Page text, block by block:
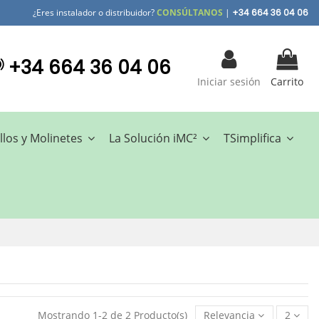
¿Eres instalador o distribuidor?CONSÚLTANOS | +34 664 36 04 06
+34 664 36 04 06
Iniciar sesión Carrito
y Molinetes La Solución iMC² TSimplifica
Mostrando 1-2 de 2 Producto(s) Relevancia 2